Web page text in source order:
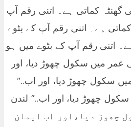
کیسا ہو” “وہ 1 لاکھ 34 ہزار روپے فی گھنٹہ کماتی ہے۔ اتنی رقم آپ
34 ہزار روپے فی گھنٹہ کماتی ہے۔ اتنی رقم آپ کے بٹوے
گھنٹہ کماتی ہے۔ اتنی رقم آپ کے بٹوے میں ہو
ہو لندن کی دوشیزا ماہانہ 15 لاکھ کما رہی ہے! 16 کی عمر میں سکول چھوڑ دیا، اور
15 لاکھ کما رہی ہے! 16 کی عمر میں سکول چھوڑ دیا، اور اب..”
کما رہی ہے! 16 کی عمر میں سکول چھوڑ دیا، اور اب..” لندن
رہی ہے 166 کی عمر میں سکول چھوڑ دیا،اور اب ایمان